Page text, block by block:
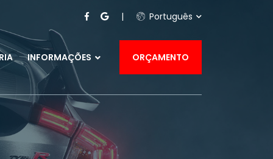
Português
INFORMAÇÕES ORÇAMENTO